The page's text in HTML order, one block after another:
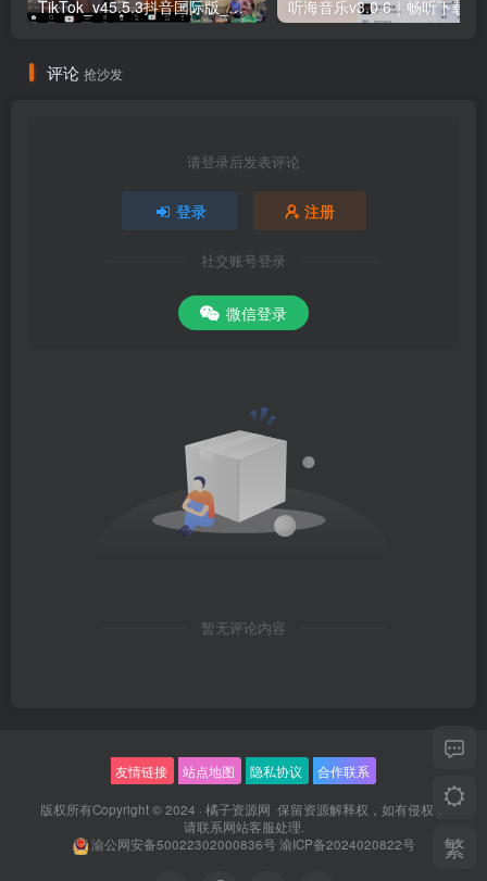
TikTok_v45.5.3抖音国际版_免拔卡解锁全球版
评论 抢沙发
请登录后发表评论
登录 注册
社交账号登录
微信登录
暂无评论内容
友情链接 站点地图 隐私协议 合作联系
版权所有Copyright © 2024 · 橘子资源网 保留资源解释权，如有侵权，
请联系网站客服处理.
渝公网安备50022302000836号 渝ICP备2024020822号 繁